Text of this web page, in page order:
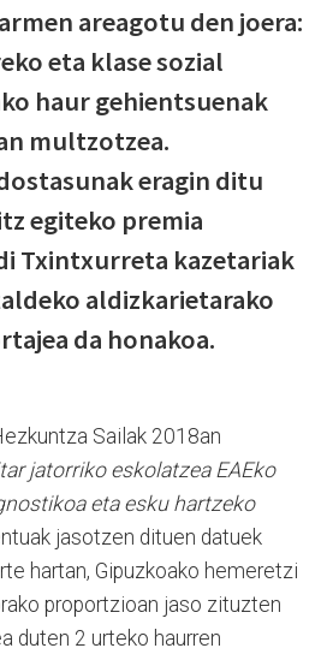
areagotu den joera:
eta klase sozial
haur gehientsuenak
multzotzea.
eragin ditu
egiteko premia
Txintxurreta kazetariak
aldizkarietarako
da honakoa.
Sailak 2018an
jatorriko eskolatzea EAEko
eta esku hartzeko
jasotzen dituen datuek
hartan, Gipuzkoako hemeretzi
proportzioan jaso zituzten
duten 2 urteko haurren